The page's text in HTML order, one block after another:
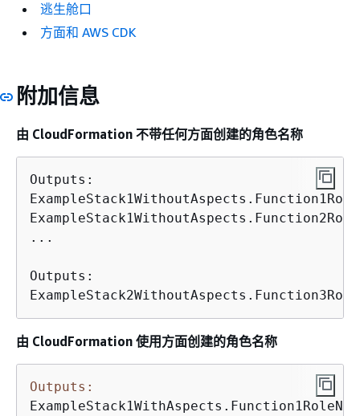
逃生舱口
方面和 AWS CDK
附加信息
由 CloudFormation 不带任何方面创建的角色名称
Outputs:
...
Outputs:
由 CloudFormation 使用方面创建的角色名称
Outputs: